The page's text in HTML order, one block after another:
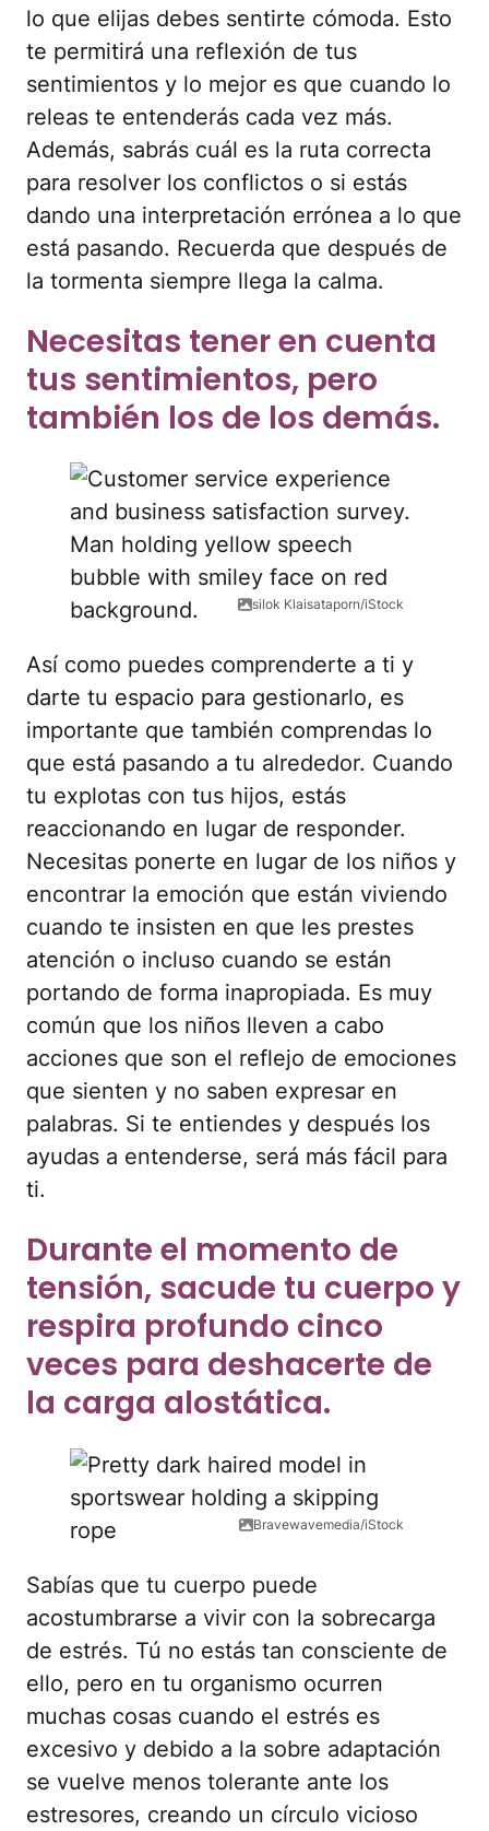
lo que elijas debes sentirte cómoda. Esto
te permitirá una reflexión de tus
sentimientos y lo mejor es que cuando lo
releas te entenderás cada vez más.
Además, sabrás cuál es la ruta correcta
para resolver los conflictos o si estás
dando una interpretación errónea a lo que
está pasando. Recuerda que después de
la tormenta siempre llega la calma.
Necesitas tener en cuenta
tus sentimientos, pero
también los de los demás.
silok Klaisataporn/iStock
Así como puedes comprenderte a ti y
darte tu espacio para gestionarlo, es
importante que también comprendas lo
que está pasando a tu alrededor. Cuando
tu explotas con tus hijos, estás
reaccionando en lugar de responder.
Necesitas ponerte en lugar de los niños y
encontrar la emoción que están viviendo
cuando te insisten en que les prestes
atención o incluso cuando se están
portando de forma inapropiada. Es muy
común que los niños lleven a cabo
acciones que son el reflejo de emociones
que sienten y no saben expresar en
palabras. Si te entiendes y después los
ayudas a entenderse, será más fácil para
ti.
Durante el momento de
tensión, sacude tu cuerpo y
respira profundo cinco
veces para deshacerte de
la carga alostática.
Bravewavemedia/iStock
Sabías que tu cuerpo puede
acostumbrarse a vivir con la sobrecarga
de estrés. Tú no estás tan consciente de
ello, pero en tu organismo ocurren
muchas cosas cuando el estrés es
excesivo y debido a la sobre adaptación
se vuelve menos tolerante ante los
estresores, creando un círculo vicioso